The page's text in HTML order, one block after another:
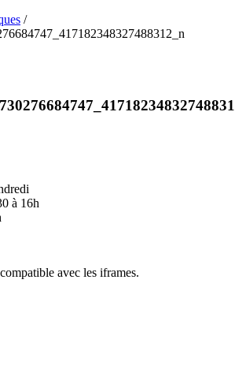
/
à 16h
avec les iframes.